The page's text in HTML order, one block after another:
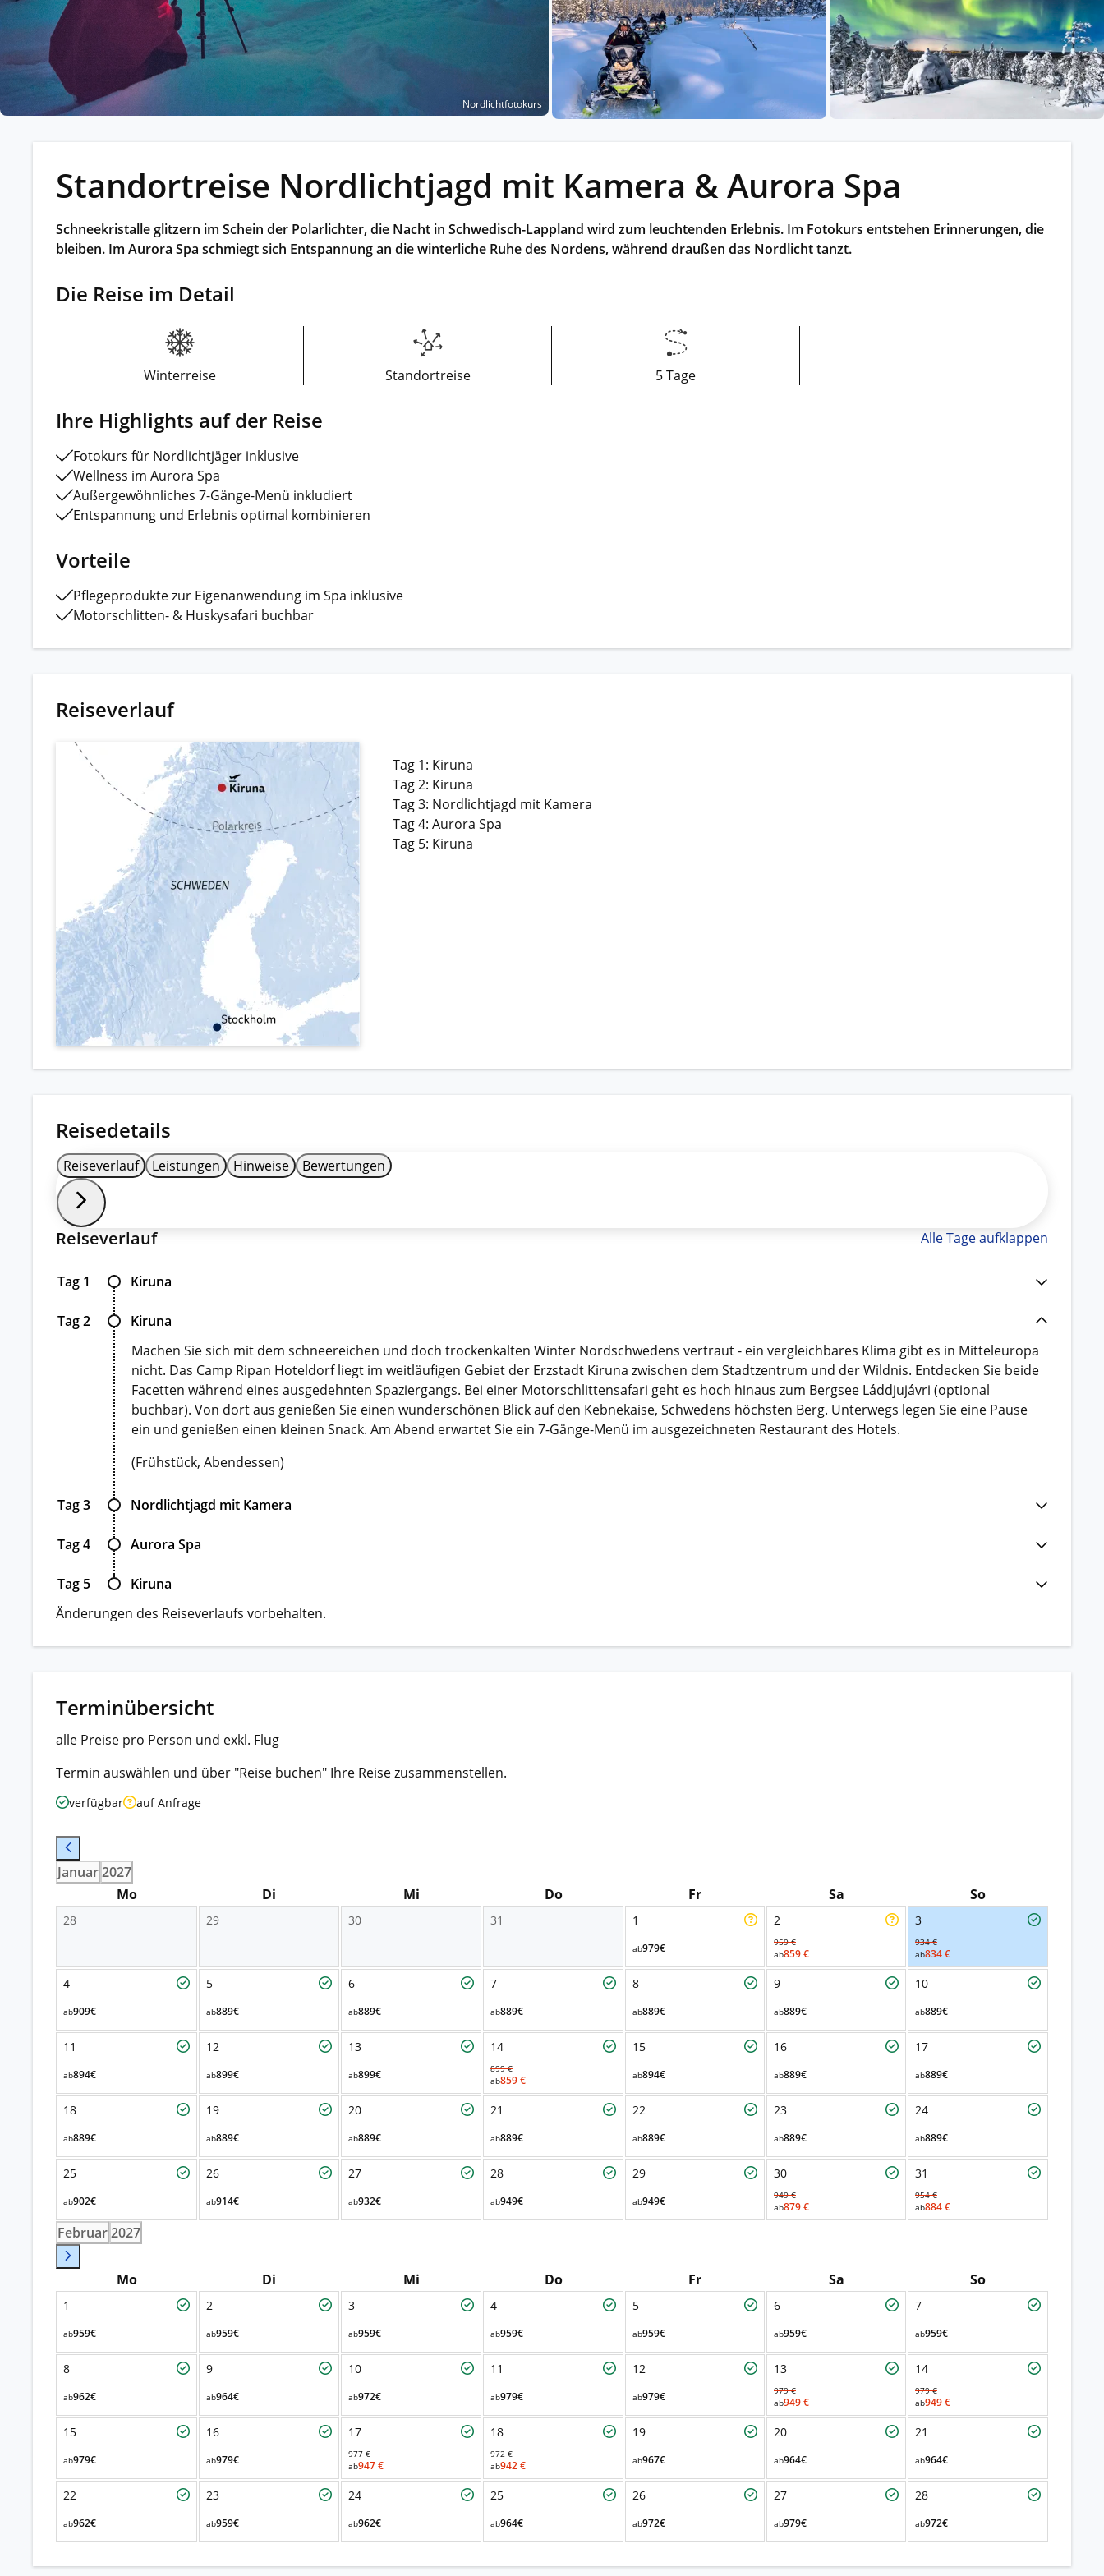
Kleingruppenreisen
Reisen in kleinen Gruppen mit max. 18
Teilnehmern – persönlich, intensiv und
Alle Gruppenreisen
Eine Stadt als Ausgangspunkt für spannende
Erkundungen und Ausflüge in die Umgebung.
Alle Autoreisen & mehr
Landausflüge
Sehenswürdigkeiten an Land entdecken.
Alle Schiffsreisen
Nordlichtfotokurs
Standortreise Nordlichtjagd mit Kamera & Aurora Spa
Schneekristalle glitzern im Schein der Polarlichter, die Nacht in Schwedisch-Lappland wird zum leuchtenden Erlebnis. Im Fotokurs entstehen Erinnerungen, die
bleiben. Im Aurora Spa schmiegt sich Entspannung an die winterliche Ruhe des Nordens, während draußen das Nordlicht tanzt.
Die Reise im Detail
Winterreise Standortreise 5 Tage
Ihre Highlights auf der Reise
Fotokurs für Nordlichtjäger inklusive
Wellness im Aurora Spa
Außergewöhnliches 7-Gänge-Menü inkludiert
Entspannung und Erlebnis optimal kombinieren
Vorteile
Pflegeprodukte zur Eigenanwendung im Spa inklusive
Motorschlitten- & Huskysafari buchbar
Reiseverlauf
Tag 1: Kiruna
Tag 2: Kiruna
Tag 3: Nordlichtjagd mit Kamera
Tag 4: Aurora Spa
Tag 5: Kiruna
Reisedetails
Reiseverlauf Leistungen Hinweise Bewertungen
Reiseverlauf Alle Tage aufklappen
Tag 1 Kiruna
Tag 2
Kiruna
Machen Sie sich mit dem schneereichen und doch trockenkalten Winter Nordschwedens vertraut - ein vergleichbares Klima gibt es in Mitteleuropa
nicht. Das Camp Ripan Hoteldorf liegt im weitläufigen Gebiet der Erzstadt Kiruna zwischen dem Stadtzentrum und der Wildnis. Entdecken Sie beide
Facetten während eines ausgedehnten Spaziergangs. Bei einer Motorschlittensafari geht es hoch hinaus zum Bergsee Láddjujávri (optional
buchbar). Von dort aus genießen Sie einen wunderschönen Blick auf den Kebnekaise, Schwedens höchsten Berg. Unterwegs legen Sie eine Pause
ein und genießen einen kleinen Snack. Am Abend erwartet Sie ein 7-Gänge-Menü im ausgezeichneten Restaurant des Hotels.
(Frühstück, Abendessen)
Tag 3 Nordlichtjagd mit Kamera
Tag 4 Aurora Spa
Tag 5
Kiruna
Änderungen des Reiseverlaufs vorbehalten.
Terminübersicht
alle Preise pro Person und exkl. Flug
Termin auswählen und über "Reise buchen" Ihre Reise zusammenstellen.
verfügbar auf Anfrage
Januar2027
Mo
Di Mi Do Fr Sa So
28 29 30 31 1
ab979€
2
959 €
ab859 €
3
934 €
ab834 €
4
ab909€
5
ab889€
6
ab889€
7
ab889€
8
ab889€
9
ab889€
10
ab889€
11
ab894€
12
ab899€
13
ab899€
14
899 €
ab859 €
15
ab894€
16
ab889€
17
ab889€
18
ab889€
19
ab889€
20
ab889€
21
ab889€
22
ab889€
23
ab889€
24
ab889€
25
ab902€
26
ab914€
27
ab932€
28
ab949€
29
ab949€
30
949 €
ab879 €
31
954 €
ab884 €
Februar2027
Mo Di Mi Do Fr Sa So
1
ab959€
2
ab959€
3
ab959€
4
ab959€
5
ab959€
6
ab959€
7
ab959€
8
ab962€
9
ab964€
10
ab972€
11
ab979€
12
ab979€
13
979 €
ab949 €
14
979 €
ab949 €
15
ab979€
16
ab979€
17
977 €
ab947 €
18
972 €
ab942 €
19
ab967€
20
ab964€
21
ab964€
22
ab962€
23
ab959€
24
ab962€
25
ab964€
26
ab972€
27
ab979€
28
ab972€